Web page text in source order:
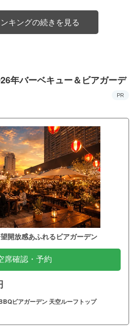
キングの続きを見る
年バーベキュー＆ビアガーデ
PR
開放感あふれるビアガーデン
席確認・予約
ビアガーデン 天空ルーフトップ